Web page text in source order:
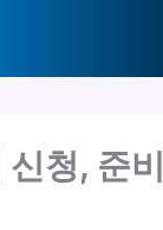
청, 준